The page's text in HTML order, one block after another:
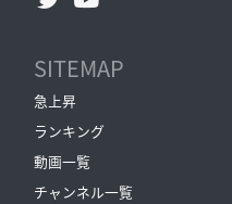
SITEMAP
急上昇
ランキング
動画一覧
チャンネル一覧